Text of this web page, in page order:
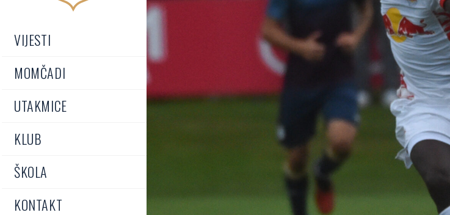
VIJESTI
MOMČADI
UTAKMICE
KLUB
ŠKOLA
KONTAKT